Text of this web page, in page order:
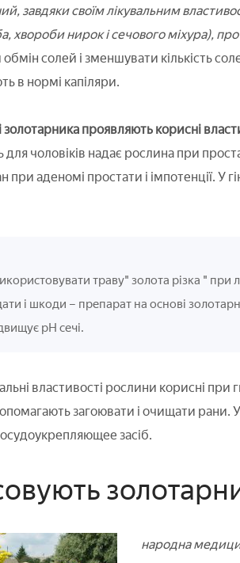
завдяки своїм лікувальним
хвороби нирок і сечового міхура),
солей і зменшувати кількість
в нормі капіляри.
проявляють корисні
чоловіків надає рослина при
при аденомі простати і імпотенції. У
траву" золота різка " при
і шкоди – препарат на основі
рН сечі.
властивості рослини корисні
загоювати і очищати рани.
засіб.
народна